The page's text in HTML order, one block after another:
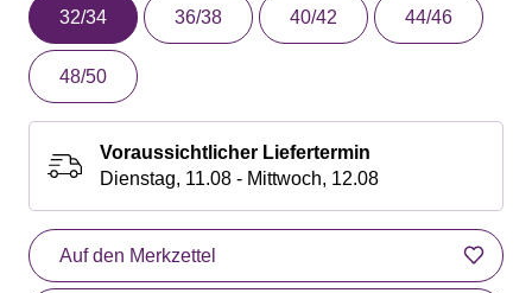
32/34 36/38 40/42 44/46
48/50
Voraussichtlicher Liefertermin
Dienstag, 11.08 - Mittwoch, 12.08
Auf den Merkzettel